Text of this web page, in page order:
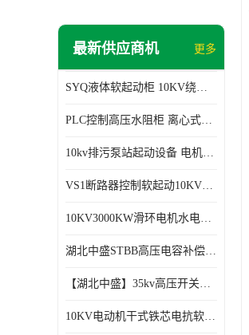
低压补偿柜
磁控软起动装置
SGYQ高压笼型电机液体电阻起动装置
最新供应商机 更多
SYQ液体软起动柜 10KV绕线电机水阻柜需知
PLC控制高压水阻柜 离心式空气压缩机机组成套软启动柜
10kv排污泵站起动设备​ 电机智能软启动柜的特点​
VS1断路器控制软起动10KV一体化高压软工作原理
10KV3000KW滑环电机水电阻软起动控制柜
湖北中盛STBB高压电容补偿柜 10kV高压真空接触器自动分组投切电容补偿柜
【湖北中盛】35kv高压开关柜厂家直销 ​KYN61-40.5成套开关柜选型
10KV电动机干式铁芯电抗软启动柜 电抗器软启动控制设备